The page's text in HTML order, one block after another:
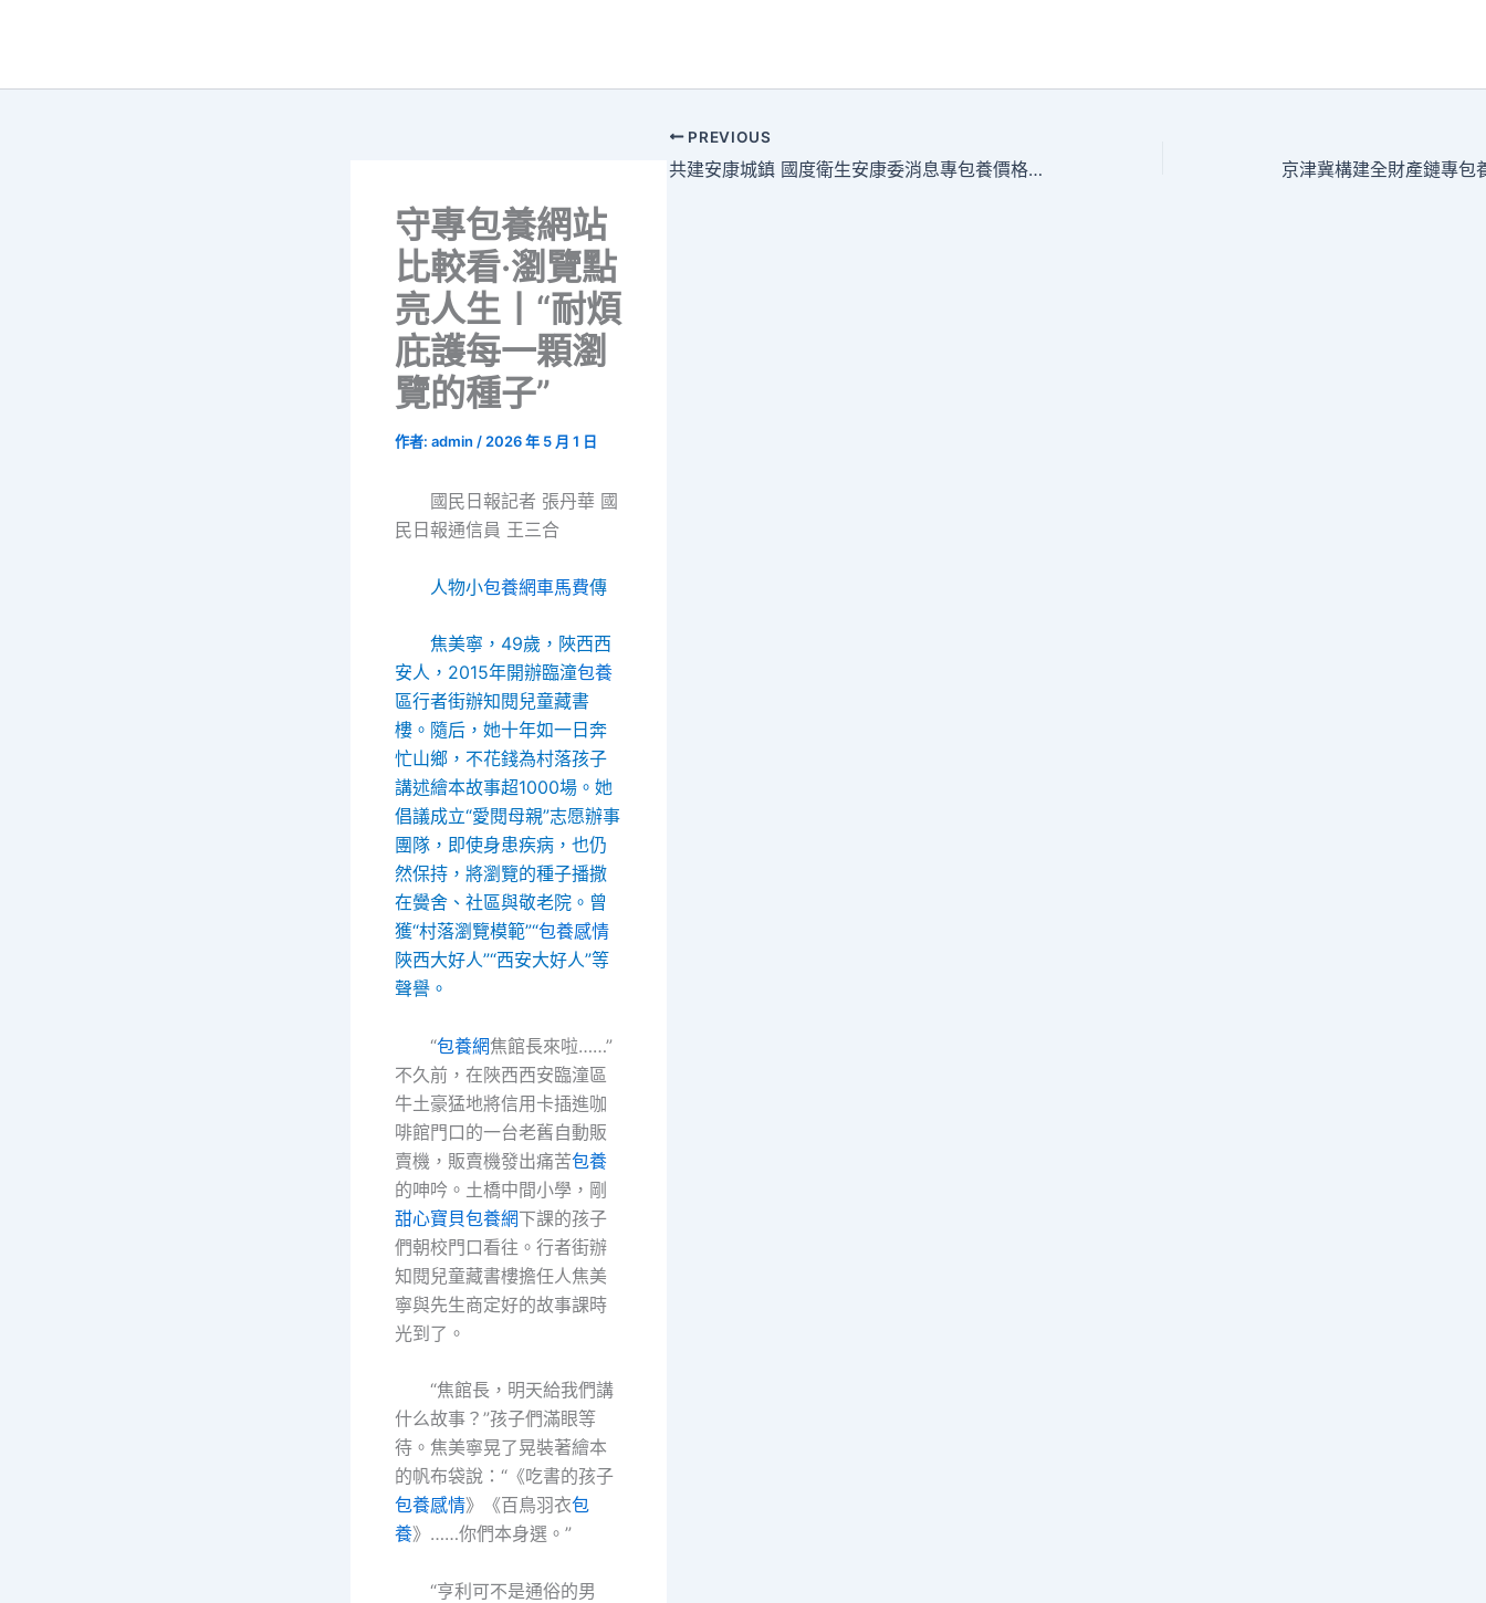
守專包養網站
比較看·瀏覽點
亮人生丨“耐煩
庇護每一顆瀏
覽的種子”
作者: admin / 2026 年 5 月 1 日
國民日報記者 張丹華 國
民日報通信員 王三合
人物小包養網車馬費傳
焦美寧，49歲，陜西西
安人，2015年開辦臨潼包養
區行者街辦知閱兒童藏書
樓。隨后，她十年如一日奔
忙山鄉，不花錢為村落孩子
講述繪本故事超1000場。她
倡議成立“愛閱母親”志愿辦事
團隊，即使身患疾病，也仍
然保持，將瀏覽的種子播撒
在黌舍、社區與敬老院。曾
獲“村落瀏覽模範”“包養感情
陜西大好人”“西安大好人”等
聲譽。
“包養網焦館長來啦……”
不久前，在陜西西安臨潼區
牛土豪猛地將信用卡插進咖
啡館門口的一台老舊自動販
賣機，販賣機發出痛苦包養
的呻吟。土橋中間小學，剛
甜心寶貝包養網下課的孩子
們朝校門口看往。行者街辦
知閱兒童藏書樓擔任人焦美
寧與先生商定好的故事課時
光到了。
“焦館長，明天給我們講
什么故事？”孩子們滿眼等
待。焦美寧晃了晃裝著繪本
的帆布袋說：“《吃書的孩子
包養感情》《百鳥羽衣包
養》……你們本身選。”
“亨利可不是通俗的男
PREVIOUS
共建安康城鎮 國度衛生安康委消息專包養價格發布會開釋這些電子訊號